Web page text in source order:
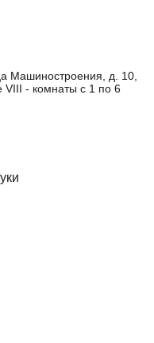
Машиностроения, д. 10,
- комнаты с 1 по 6